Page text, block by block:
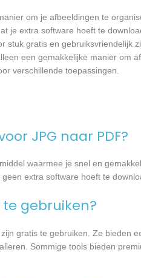
om je afbeeldingen te
je extra software hoeft te
stuk gratis en gebruiksvriendelijk
een gemakkelijke manier om
verschillende toepassingen.
JPG naar PDF?
waarmee je snel en
extra software hoeft te
gebruiken?
gratis te gebruiken. Ze bieden
Sommige tools bieden